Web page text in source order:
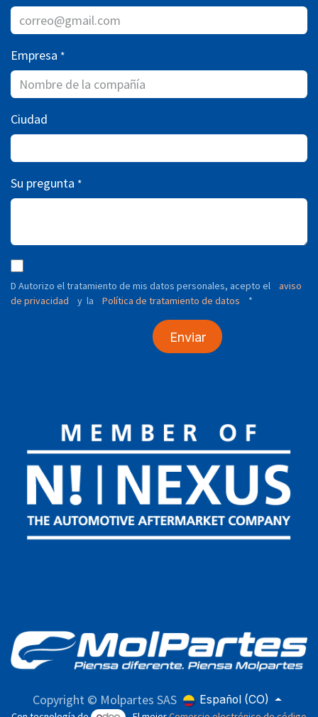
Empresa *
Ciudad
Su pregunta *
D Autorizo ​​el tratamiento de mis datos personales, acepto el
aviso
de privacidad
y la Política de tratamiento de datos *
Enviar
Copyright © Molpartes SAS Español (CO)